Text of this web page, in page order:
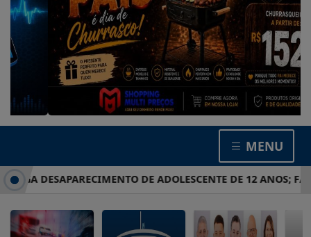
MENU
DESAPARECIMENTO DE ADOLESCENTE DE 12 ANOS;